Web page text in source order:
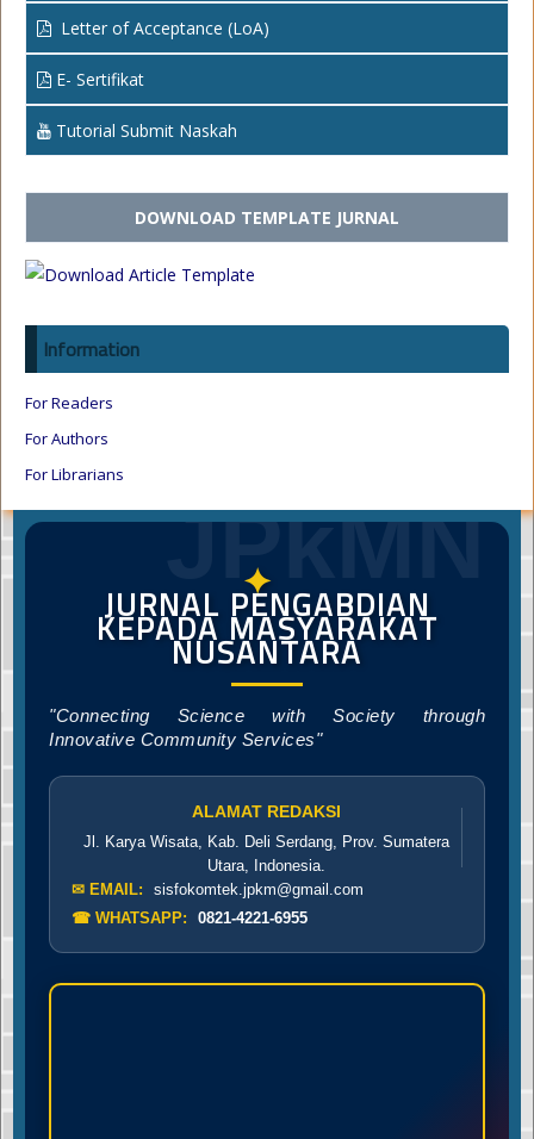
Letter of Acceptance (LoA)
E- Sertifikat
Tutorial Submit Naskah
DOWNLOAD TEMPLATE JURNAL
Information
For Readers
For Authors
For Librarians
JPkMN
✦
JURNAL PENGABDIAN
KEPADA MASYARAKAT
NUSANTARA
"Connecting Science with Society through
Innovative Community Services"
ALAMAT REDAKSI
Jl. Karya Wisata, Kab. Deli Serdang, Prov. Sumatera
Utara, Indonesia.
✉ EMAIL:
sisfokomtek.jpkm@gmail.com
☎ WHATSAPP:
0821-4221-6955